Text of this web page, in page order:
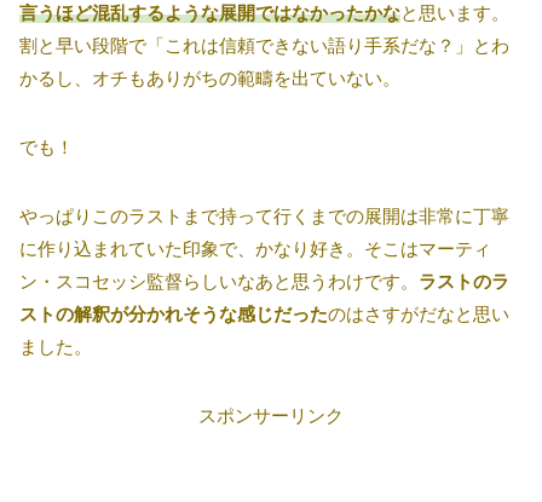
言うほど混乱するような展開ではなかったかなと思います。
割と早い段階で「これは信頼できない語り手系だな？」とわ
かるし、オチもありがちの範疇を出ていない。
でも！
やっぱりこのラストまで持って行くまでの展開は非常に丁寧
に作り込まれていた印象で、かなり好き。そこはマーティ
ン・スコセッシ監督らしいなあと思うわけです。 ラストのラ
ストの解釈が分かれそうな感じだったのはさすがだなと思い
ました。
スポンサーリンク